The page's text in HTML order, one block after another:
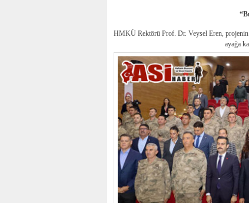
HMKÜ Rektörü Prof. Dr. Veysel Eren, projenin
ayağa